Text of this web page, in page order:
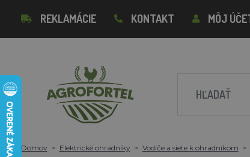
REKLAMÁCIE KONTAKT MÔJ
Domov Elektrické ohradníky Vodiče a siete k ohradníkom